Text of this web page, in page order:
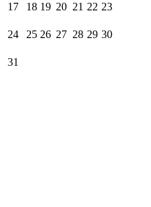
17 18 19 20 21 22 23
24 25 26 27 28 29 30
31